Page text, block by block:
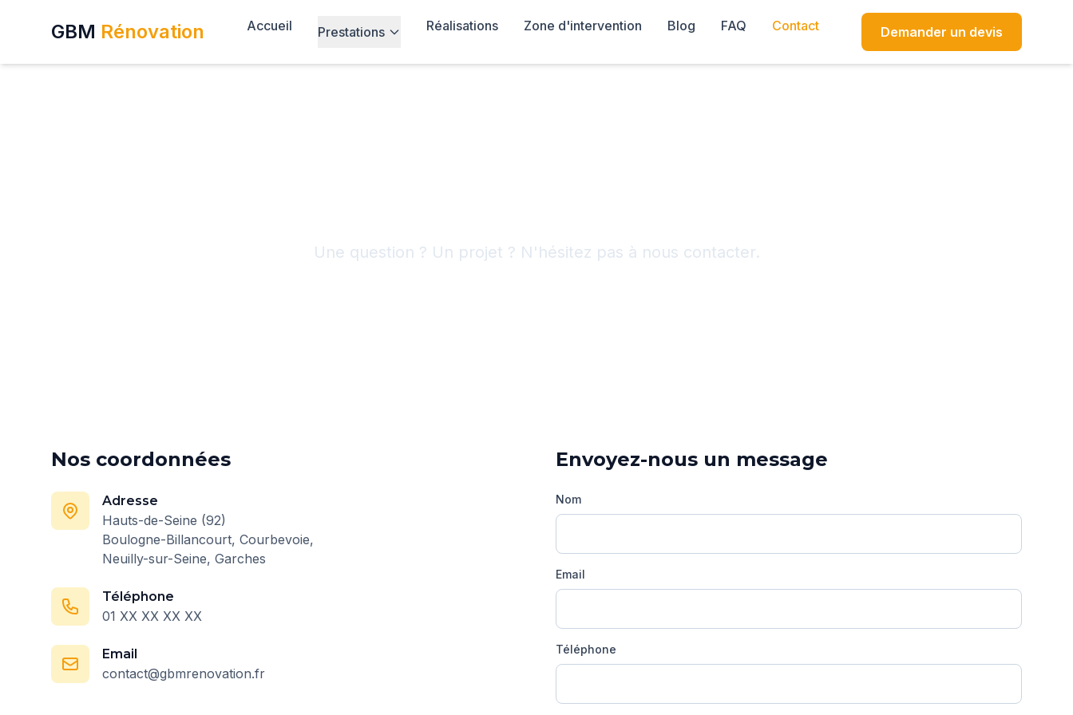
GBM Rénovation Accueil Prestations Réalisations Zone d'intervention Blog FAQ Contact Demander un devis
Une question ? Un projet ? N'hésitez pas à nous contacter.
Nos coordonnées
Adresse
Hauts-de-Seine (92)
Boulogne-Billancourt, Courbevoie,
Neuilly-sur-Seine, Garches
Téléphone
01 XX XX XX XX
Email
contact@gbmrenovation.fr
Envoyez-nous un message
Nom
Email
Téléphone